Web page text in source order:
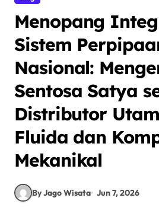
Menopang
Sistem
Nasional:
Sentosa Satya
Distributor
Fluida dan
Mekanikal
By Jago Wisata Jun 7, 2026